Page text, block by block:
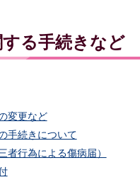
る手続きなど
変更など
手続きについて
者行為による傷病届）